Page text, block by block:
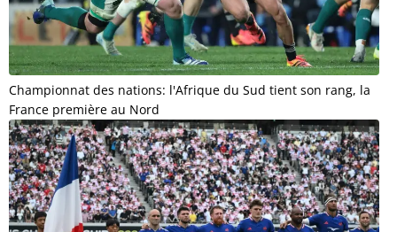
Championnat des nations: l'Afrique du Sud tient son rang, la
France première au Nord